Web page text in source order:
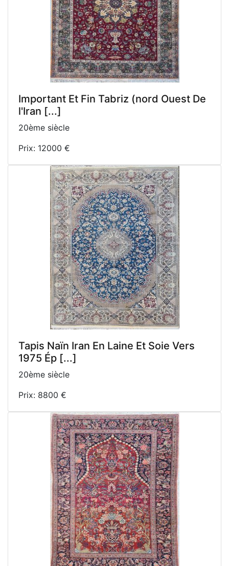
Important Et Fin Tabriz (nord Ouest De
l'Iran [...]
20ème siècle
Prix: 12000 €
Tapis Naïn Iran En Laine Et Soie Vers
1975 Ép [...]
20ème siècle
Prix: 8800 €